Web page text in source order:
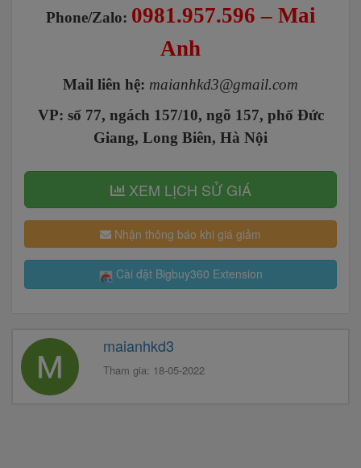
Phone/Zalo: 0981.957.596 – Mai
Anh
Mail liên hệ: maianhkd3@gmail.com
VP: số 77, ngách 157/10, ngõ 157, phố Đức
Giang, Long Biên, Hà Nội
XEM LỊCH SỬ GIÁ
Nhận thông báo khi giá giảm
Cài đặt Bigbuy360 Extension
maianhkd3
Tham gia: 18-05-2022